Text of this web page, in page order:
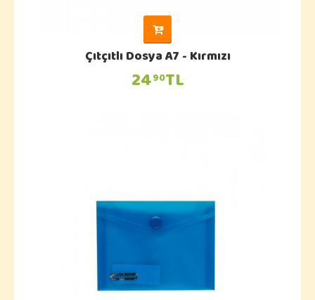
Çıtçıtlı Dosya A7 - Kırmızı
2490TL